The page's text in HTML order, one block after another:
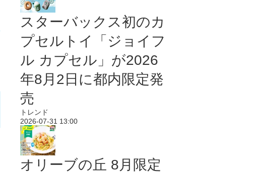
スターバックス初のカ
プセルトイ「ジョイフ
ル カプセル」が2026
年8月2日に都内限定発
売
トレンド
2026-07-31 13:00
オリーブの丘 8月限定